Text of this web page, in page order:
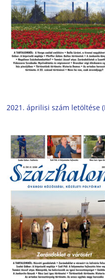
2021. áprilisi szám letöltése